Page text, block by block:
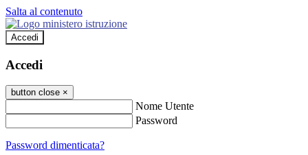
Salta al contenuto
Accedi
Accedi
button close ×
Nome Utente
Password
Password dimenticata?